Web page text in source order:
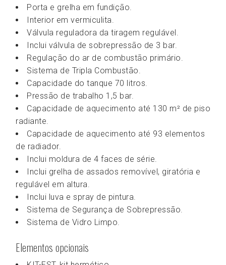
Porta e grelha em fundição.
Interior em vermiculita.
Válvula reguladora da tiragem regulável.
Inclui válvula de sobrepressão de 3 bar.
Regulação do ar de combustão primário.
Sistema de Tripla Combustão.
Capacidade do tanque 70 litros.
Pressão de trabalho 1,5 bar.
Capacidade de aquecimento até 130 m² de piso
radiante.
Capacidade de aquecimento até 93 elementos
de radiador.
Inclui moldura de 4 faces de série.
Inclui grelha de assados removível, giratória e
regulável em altura.
Inclui luva e spray de pintura.
Sistema de Segurança de Sobrepressão.
Sistema de Vidro Limpo.
Elementos opcionais